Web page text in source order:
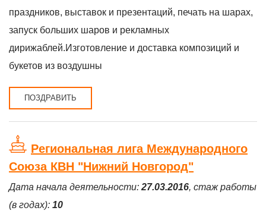
праздников, выставок и презентаций, печать на шарах,
запуск больших шаров и рекламных
дирижаблей.Изготовление и доставка композиций и
букетов из воздушны
ПОЗДРАВИТЬ
Региональная лига Международного
Союза КВН "Нижний Новгород"
Дата начала деятельности: 27.03.2016, стаж работы
(в годах): 10